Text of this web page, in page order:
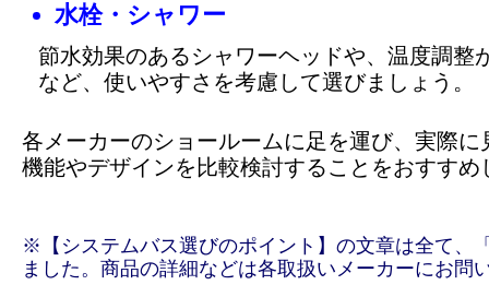
水栓・シャワー
節水効果のあるシャワーヘッドや、温度調整
など、使いやすさを考慮して選びましょう。
各メーカーのショールームに足を運び、実際
機能やデザインを比較検討することをおすすめ
※【システムバス選びのポイント】の文章は全て、
ました。商品の詳細などは各取扱いメーカーにお問